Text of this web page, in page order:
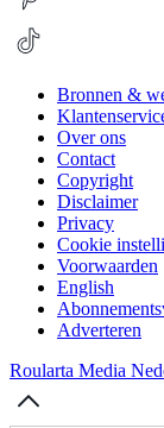
Bronnen &
Over ons
Contact
Copyright
Disclaimer
Privacy
Cookie
Voorwaarden
English
Adverteren
Roularta Media